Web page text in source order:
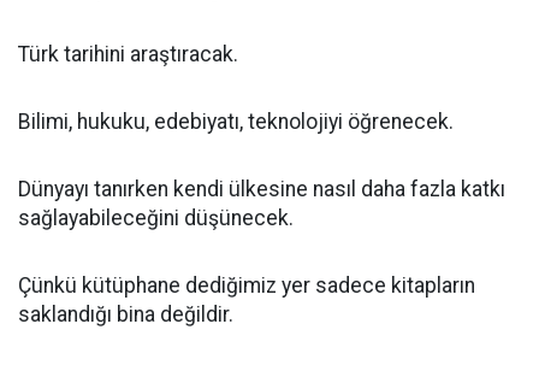
Türk tarihini araştıracak.
Bilimi, hukuku, edebiyatı, teknolojiyi öğrenecek.
Dünyayı tanırken kendi ülkesine nasıl daha fazla katkı
sağlayabileceğini düşünecek.
Çünkü kütüphane dediğimiz yer sadece kitapların
saklandığı bina değildir.